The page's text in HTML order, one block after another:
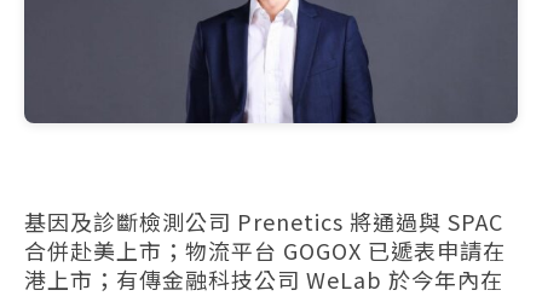
基因及診斷檢測公司 Prenetics 將通過與 SPAC
合併赴美上市；物流平台 GOGOX 已遞表申請在
港上市；有傳金融科技公司 WeLab 於今年內在